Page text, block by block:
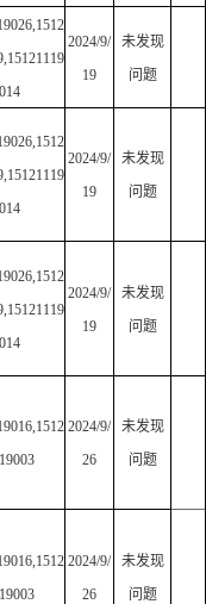
014
2024/9/
19
未发现
问题
014
2024/9/
19
未发现
问题
014
2024/9/
19
未发现
问题
2024/9/
26
未发现
问题
2024/9/
26
未发现
问题